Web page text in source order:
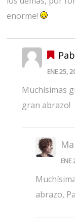
enorme!
ENE 25,
Muchísimas
gran abrazo!
ENE
abrazo,